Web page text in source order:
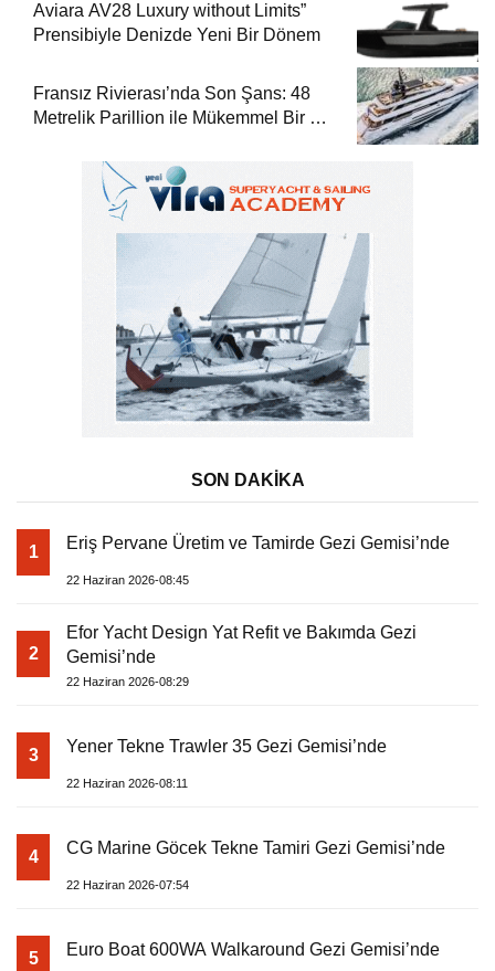
Aviara AV28 Luxury without Limits”
Prensibiyle Denizde Yeni Bir Dönem
Fransız Rivierası’nda Son Şans: 48
Metrelik Parillion ile Mükemmel Bir Yat
SON DAKİKA
1 Eriş Pervane Üretim ve Tamirde Gezi Gemisi’nde
22 Haziran 2026-08:45
2
Efor Yacht Design Yat Refit ve Bakımda Gezi
Gemisi’nde
22 Haziran 2026-08:29
3 Yener Tekne Trawler 35 Gezi Gemisi’nde
22 Haziran 2026-08:11
4 CG Marine Göcek Tekne Tamiri Gezi Gemisi’nde
22 Haziran 2026-07:54
5 Euro Boat 600WA Walkaround Gezi Gemisi’nde